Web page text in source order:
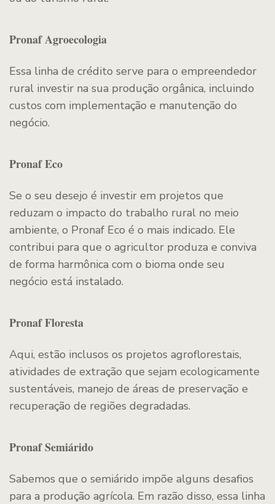
Pronaf Agroecologia
Essa linha de crédito serve para o empreendedor
rural investir na sua produção orgânica, incluindo
custos com implementação e manutenção do
negócio.
Pronaf Eco
Se o seu desejo é investir em projetos que
reduzam o impacto do trabalho rural no meio
ambiente, o Pronaf Eco é o mais indicado. Ele
contribui para que o agricultor produza e conviva
de forma harmônica com o bioma onde seu
negócio está instalado.
Pronaf Floresta
Aqui, estão inclusos os projetos agroflorestais,
atividades de extração que sejam ecologicamente
sustentáveis, manejo de áreas de preservação e
recuperação de regiões degradadas.
Pronaf Semiárido
Sabemos que o semiárido impõe alguns desafios
para a produção agrícola. Em razão disso, essa linha